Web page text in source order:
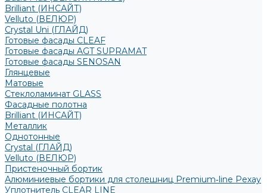
Brilliant (ИНСАЙТ)
Velluto (ВЕЛЮР)
Crystal Uni (ГЛАЙД)
Готовые фасады CLEAF
Готовые фасады AGT SUPRAMAT
Готовые фасады SENOSAN
Глянцевые
Матовые
Стеклоламинат GLASS
Фасадные полотна
Brilliant (ИНСАЙТ)
Металлик
Однотонные
Crystal (ГЛАЙД)
Velluto (ВЕЛЮР)
Пристеночный бортик
Алюминиевые бортики для столешниц Premium‑line Рехау
Уплотнитель CLEAR LINE